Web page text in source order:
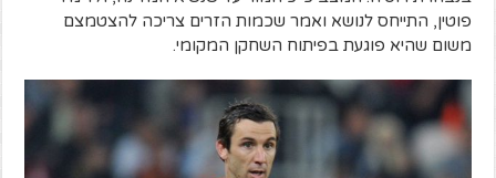
פוטין, התייחס לנושא ואמר שכמות הזרים צריכה להצטמצם
משום שהיא פוגעת בפיתוח השחקן המקומי.